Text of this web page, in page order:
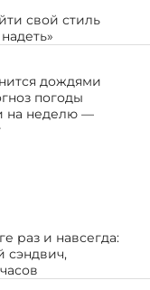
свой стиль
дождями
погоды
на неделю —
раз и навсегда:
сэндвич,